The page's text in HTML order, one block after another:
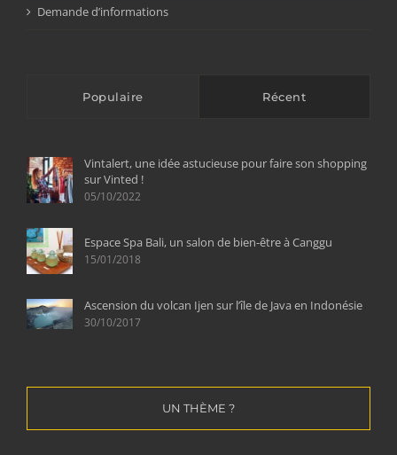
Demande d’informations
Populaire Récent
Vintalert, une idée astucieuse pour faire son shopping
sur Vinted !
05/10/2022
Espace Spa Bali, un salon de bien-être à Canggu
15/01/2018
Ascension du volcan Ijen sur l’île de Java en Indonésie
30/10/2017
UN THÈME ?